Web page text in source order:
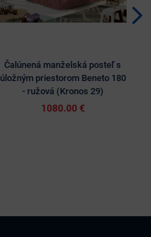
Čalúnená manželská posteľ s
úložným priestorom Beneto 180
- ružová (Kronos 29)
1080.00 €